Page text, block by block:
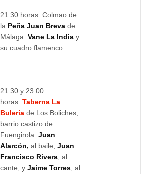
21.30 horas. Colmao de
la Peña Juan Breva de
Málaga.Vane La India y
su cuadro flamenco.
21.30 y 23.00
horas. Taberna La
Bulería de Los Boliches,
barrio castizo de
Fuengirola.Juan
Alarcón,al baile,Juan
Francisco Rivera , al
cante, yJaime Torres , al